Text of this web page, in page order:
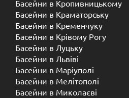
Басейни в Кропивницькому
Басейни в Краматорську
Басейни в Кременчуку
Басейни в Крівому Рогу
Басейни в Луцьку
Басейни в Львіві
Басейни в Маріуполі
Басейни в Мелітополі
Басейни в Миколаєві